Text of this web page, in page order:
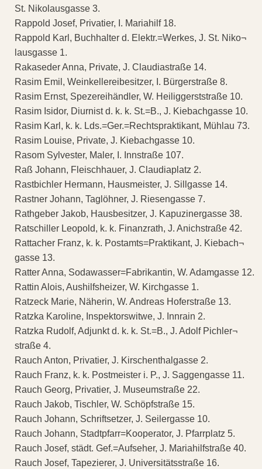
St. Nikolausgasse 3.
Rappold Josef, Privatier, I. Mariahilf 18.
Rappold Karl, Buchhalter d. Elektr.=Werkes, J. St. Niko¬
lausgasse 1.
Rakaseder Anna, Private, J. Claudiastraße 14.
Rasim Emil, Weinkellereibesitzer, I. Bürgerstraße 8.
Rasim Ernst, Spezereihändler, W. Heiliggerststraße 10.
Rasim Isidor, Diurnist d. k. k. St.=B., J. Kiebachgasse 10.
Rasim Karl, k. k. Lds.=Ger.=Rechtspraktikant, Mühlau 73.
Rasim Louise, Private, J. Kiebachgasse 10.
Rasom Sylvester, Maler, I. Innstraße 107.
Raß Johann, Fleischhauer, J. Claudiaplatz 2.
Rastbichler Hermann, Hausmeister, J. Sillgasse 14.
Rastner Johann, Taglöhner, J. Riesengasse 7.
Rathgeber Jakob, Hausbesitzer, J. Kapuzinergasse 38.
Ratschiller Leopold, k. k. Finanzrath, J. Anichstraße 42.
Rattacher Franz, k. k. Postamts=Praktikant, J. Kiebach¬
gasse 13.
Ratter Anna, Sodawasser=Fabrikantin, W. Adamgasse 12.
Rattin Alois, Aushilfsheizer, W. Kirchgasse 1.
Ratzeck Marie, Näherin, W. Andreas Hoferstraße 13.
Ratzka Karoline, Inspektorswitwe, J. Innrain 2.
Ratzka Rudolf, Adjunkt d. k. k. St.=B., J. Adolf Pichler¬
straße 4.
Rauch Anton, Privatier, J. Kirschenthalgasse 2.
Rauch Franz, k. k. Postmeister i. P., J. Saggengasse 11.
Rauch Georg, Privatier, J. Museumstraße 22.
Rauch Jakob, Tischler, W. Schöpfstraße 15.
Rauch Johann, Schriftsetzer, J. Seilergasse 10.
Rauch Johann, Stadtpfarr=Kooperator, J. Pfarrplatz 5.
Rauch Josef, städt. Gef.=Aufseher, J. Mariahilfstraße 40.
Rauch Josef, Tapezierer, J. Universitätsstraße 16.